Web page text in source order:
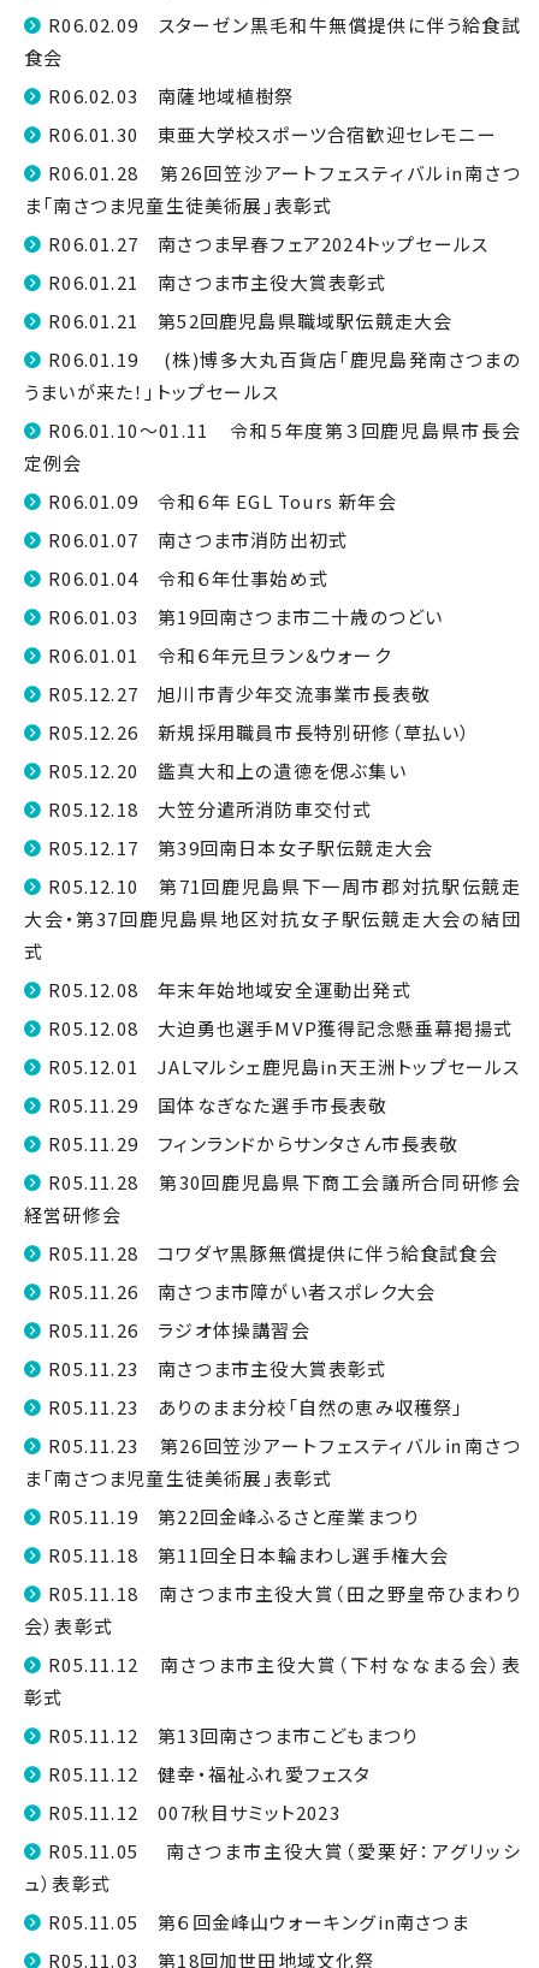
R06.02.09 スターゼン黒毛和牛無償提供に伴う給食試
食会
R06.02.03 南薩地域植樹祭
R06.01.30 東亜大学校スポーツ合宿歓迎セレモニー
R06.01.28 第26回笠沙アートフェスティバルin南さつ
ま「南さつま児童生徒美術展」表彰式
R06.01.27 南さつま早春フェア2024トップセールス
R06.01.21 南さつま市主役大賞表彰式
R06.01.21 第52回鹿児島県職域駅伝競走大会
R06.01.19 (株)博多大丸百貨店「鹿児島発南さつまの
うまいが来た！」トップセールス
R06.01.10～01.11 令和５年度第３回鹿児島県市長会
定例会
R06.01.09 令和６年 EGL Tours 新年会
R06.01.07 南さつま市消防出初式
R06.01.04 令和６年仕事始め式
R06.01.03 第19回南さつま市二十歳のつどい
R06.01.01 令和６年元旦ラン＆ウォーク
R05.12.27 旭川市青少年交流事業市長表敬
R05.12.26 新規採用職員市長特別研修（草払い）
R05.12.20 鑑真大和上の遺徳を偲ぶ集い
R05.12.18 大笠分遣所消防車交付式
R05.12.17 第39回南日本女子駅伝競走大会
R05.12.10 第71回鹿児島県下一周市郡対抗駅伝競走
大会・第37回鹿児島県地区対抗女子駅伝競走大会の結団
式
R05.12.08 年末年始地域安全運動出発式
R05.12.08 大迫勇也選手MVP獲得記念懸垂幕掲揚式
R05.12.01 JALマルシェ鹿児島in天王洲トップセールス
R05.11.29 国体なぎなた選手市長表敬
R05.11.29 フィンランドからサンタさん市長表敬
R05.11.28 第30回鹿児島県下商工会議所合同研修会
経営研修会
R05.11.28 コワダヤ黒豚無償提供に伴う給食試食会
R05.11.26 南さつま市障がい者スポレク大会
R05.11.26 ラジオ体操講習会
R05.11.23 南さつま市主役大賞表彰式
R05.11.23 ありのまま分校「自然の恵み収穫祭」
R05.11.23 第26回笠沙アートフェスティバル㏌南さつ
ま「南さつま児童生徒美術展」表彰式
R05.11.19 第22回金峰ふるさと産業まつり
R05.11.18 第11回全日本輪まわし選手権大会
R05.11.18 南さつま市主役大賞（田之野皇帝ひまわり
会）表彰式
R05.11.12 南さつま市主役大賞（下村ななまる会）表
彰式
R05.11.12 第13回南さつま市こどもまつり
R05.11.12 健幸・福祉ふれ愛フェスタ
R05.11.12 007秋目サミット2023
R05.11.05 南さつま市主役大賞（愛栗好：アグリッシ
ュ）表彰式
R05.11.05 第６回金峰山ウォーキングin南さつま
R05.11.03 第18回加世田地域文化祭